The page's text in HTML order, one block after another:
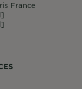
France